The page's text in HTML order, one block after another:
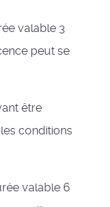
valable 3
peut se
être
conditions
valable 6